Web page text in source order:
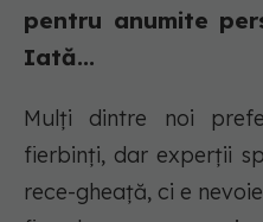
pentru anumite
Iată...
Mulți dintre noi
fierbinți, dar experții
rece-gheață, ci e